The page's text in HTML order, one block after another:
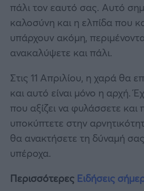
πάλι τον εαυτό σας. Αυτό
καλοσύνη και η ελπίδα που
υπάρχουν ακόμη,
ανακαλύψετε και πάλι.
Στις 11 Απριλίου, η χαρά θα
και αυτό είναι μόνο η αρχή.
που αξίζει να φυλάσσετε και
υποκύπτετε στην
θα ανακτήσετε τη δύναμή
υπέροχα.
Περισσότερες Ειδήσεις